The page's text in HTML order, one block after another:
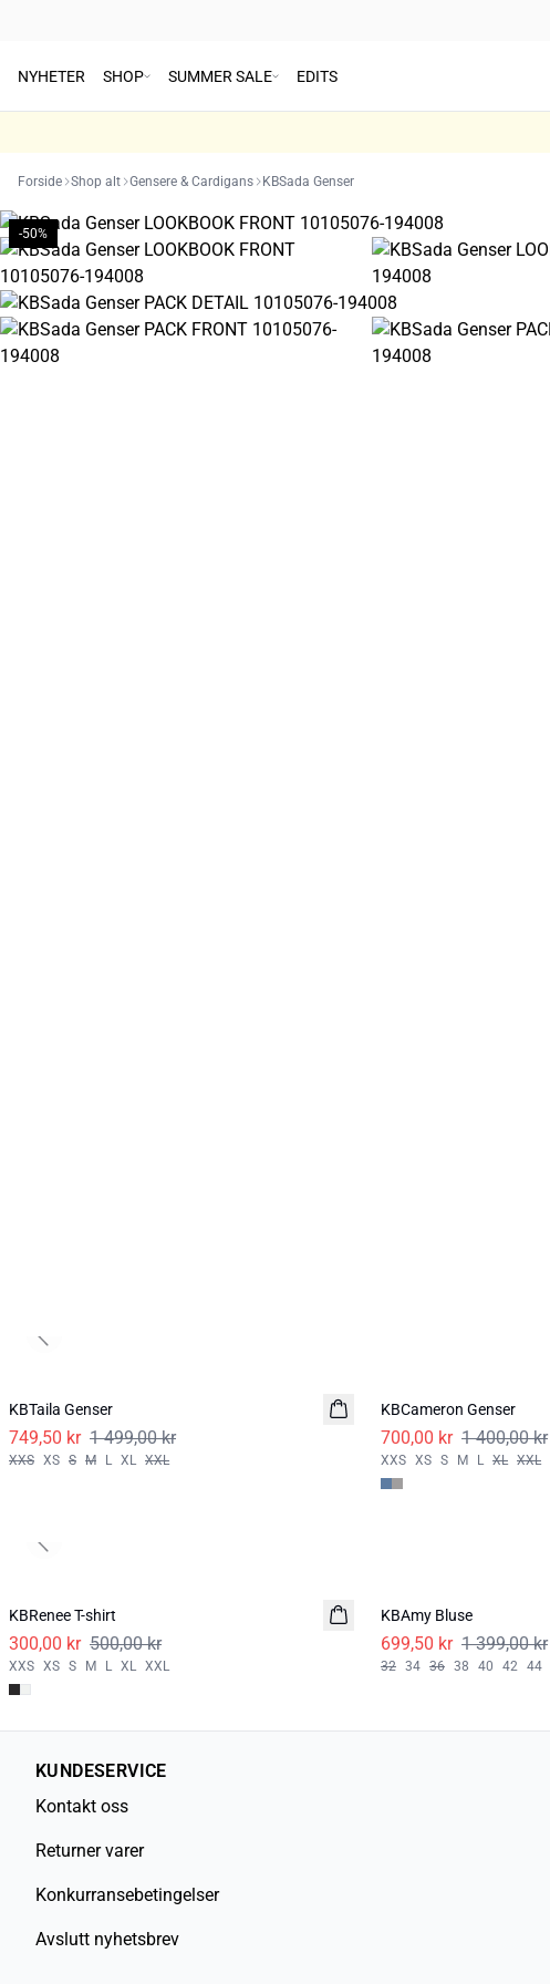
NYHETER SHOP SUMMER SALE EDITS
Forside Shop alt Gensere & Cardigans KBSada Genser
-50%
KBTaila Genser
749,50 kr 1 499,00 kr
XXS XS S M L XL XXL
KBCameron Genser
700,00 kr 1 400,00 kr
XXS XS S M L XL XXL
Previous slide
KBRenee T-shirt
300,00 kr 500,00 kr
XXS XS S M L XL XXL
KBAmy Bluse
699,50 kr 1 399,00 kr
32 34 36 38 40 42 44
Previous slide
KUNDESERVICE
Kontakt oss
Returner varer
Konkurransebetingelser
Avslutt nyhetsbrev